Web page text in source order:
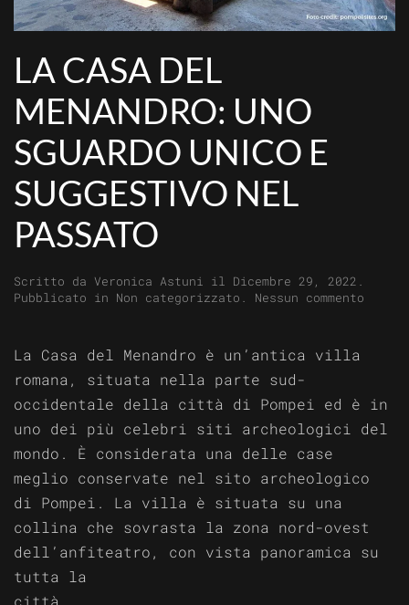
LA CASA DEL
MENANDRO: UNO
SGUARDO UNICO E
SUGGESTIVO NEL
PASSATO
Scritto da Veronica Astuni il Dicembre 29, 2022 .
Pubblicato in Non categorizzato . Nessun commento
unico
e
La Casa del Menandro è un’antica villa
romana, situata nella parte sud-
occidentale della città di Pompei ed è in
uno dei più celebri siti archeologici del
mondo. È considerata una delle case
meglio conservate nel sito archeologico
di Pompei. La villa è situata su una
collina che sovrasta la zona nord-ovest
dell’anfiteatro, con vista panoramica su
tutta la